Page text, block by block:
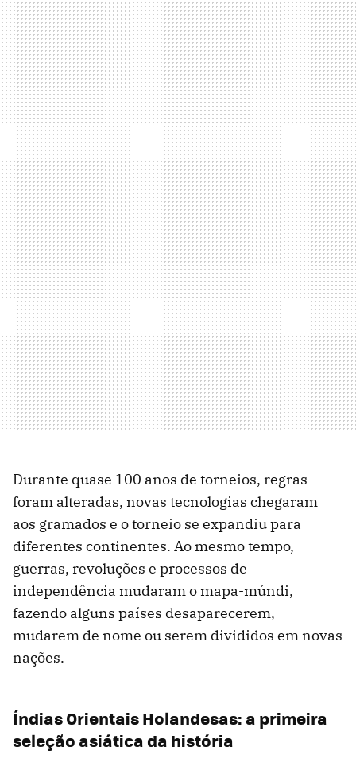
Durante quase 100 anos de torneios, regras
foram alteradas, novas tecnologias chegaram
aos gramados e o torneio se expandiu para
diferentes continentes. Ao mesmo tempo,
guerras, revoluções e processos de
independência mudaram o mapa-múndi,
fazendo alguns países desaparecerem,
mudarem de nome ou serem divididos em novas
nações.
Índias Orientais Holandesas: a primeira
seleção asiática da história